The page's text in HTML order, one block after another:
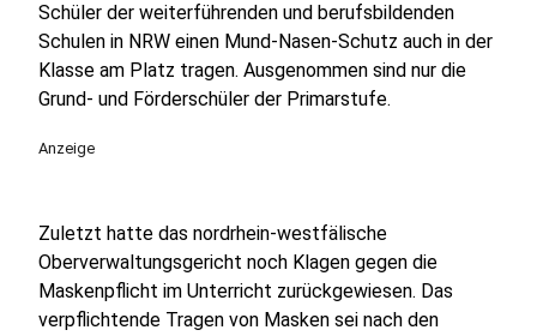
Schüler der weiterführenden und berufsbildenden
Schulen in NRW einen Mund-Nasen-Schutz auch in der
Klasse am Platz tragen. Ausgenommen sind nur die
Grund- und Förderschüler der Primarstufe.
Anzeige
Zuletzt hatte das nordrhein-westfälische
Oberverwaltungsgericht noch Klagen gegen die
Maskenpflicht im Unterricht zurückgewiesen. Das
verpflichtende Tragen von Masken sei nach den